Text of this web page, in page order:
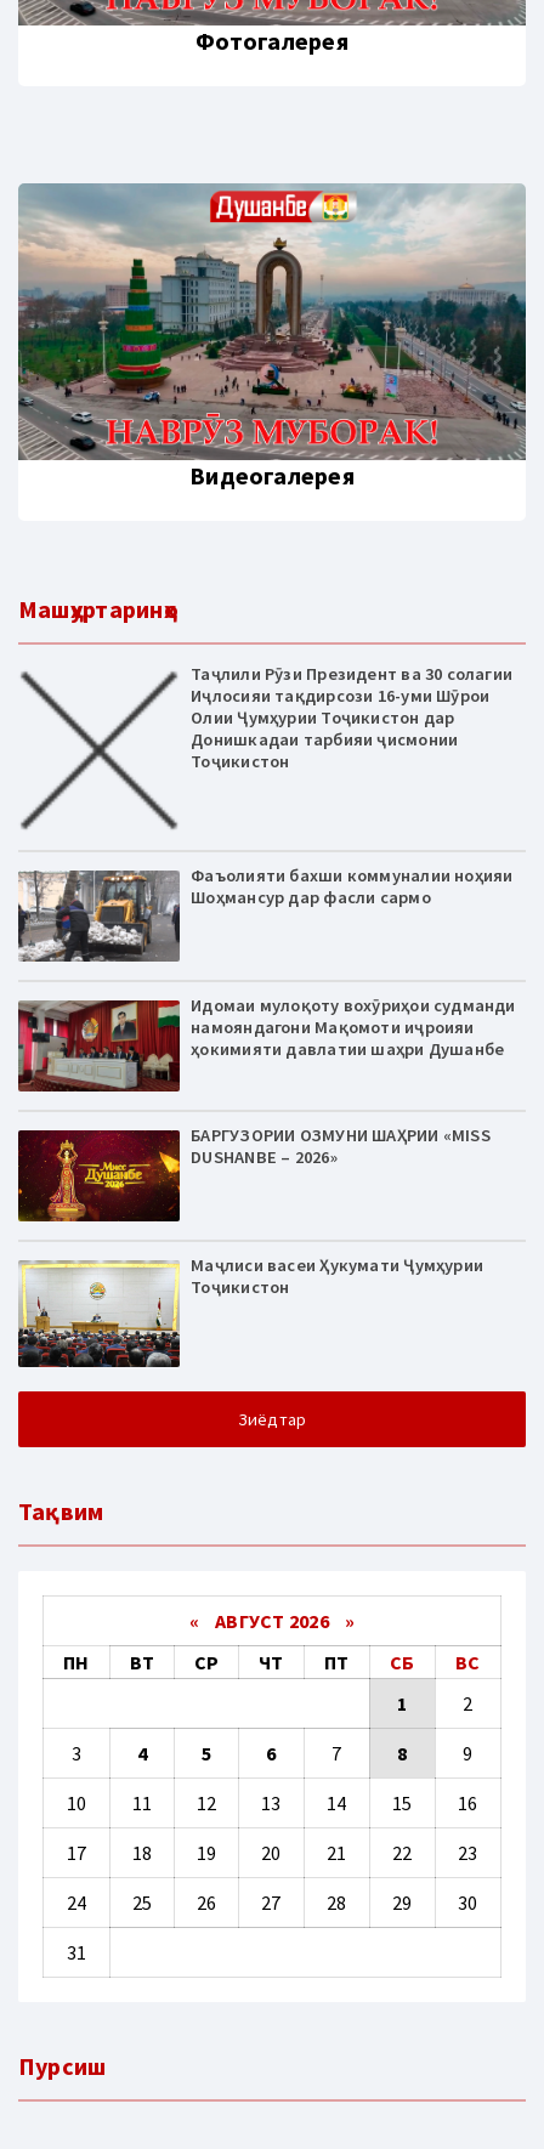
Фотогалерея
Видеогалерея
Машҳуртаринҳо
Таҷлили Рӯзи Президент ва 30 солагии
Иҷлосияи тақдирсози 16-уми Шӯрои
Олии Ҷумҳурии Тоҷикистон дар
Донишкадаи тарбияи ҷисмонии
Тоҷикистон
Фаъолияти бахши коммуналии ноҳияи
Шоҳмансур дар фасли сармо
Идомаи мулоқоту вохӯриҳои судманди
намояндагони Мақомоти иҷроияи
ҳокимияти давлатии шаҳри Душанбе
БАРГУЗОРИИ ОЗМУНИ ШАҲРИИ «MISS
DUSHANBE – 2026»
Маҷлиси васеи Ҳукумати Ҷумҳурии
Тоҷикистон
Зиёдтар
Тақвим
« АВГУСТ 2026 »
ПН
ВТ СР ЧТ ПТ СБ
ВС
1
2
3 4 5 6 7 8 9
10 11 12 13 14 15 16
17 18 19 20 21 22 23
24 25 26 27 28 29 30
31
Пурсиш